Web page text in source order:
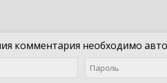
комментария необходимо